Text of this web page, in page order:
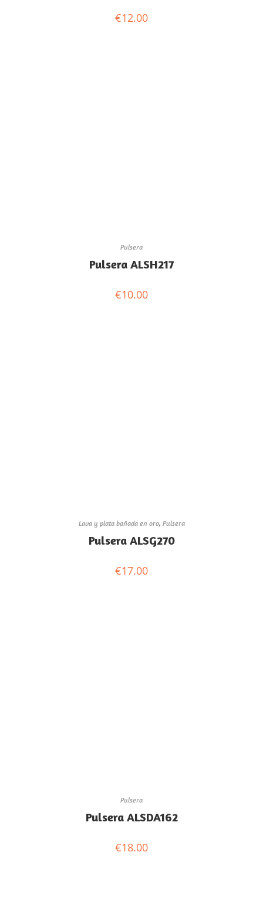
€12.00
Pulsera
Pulsera ALSH217
€10.00
Lava y plata bañada en oro, Pulsera
Pulsera ALSG270
€17.00
Pulsera
Pulsera ALSDA162
€18.00